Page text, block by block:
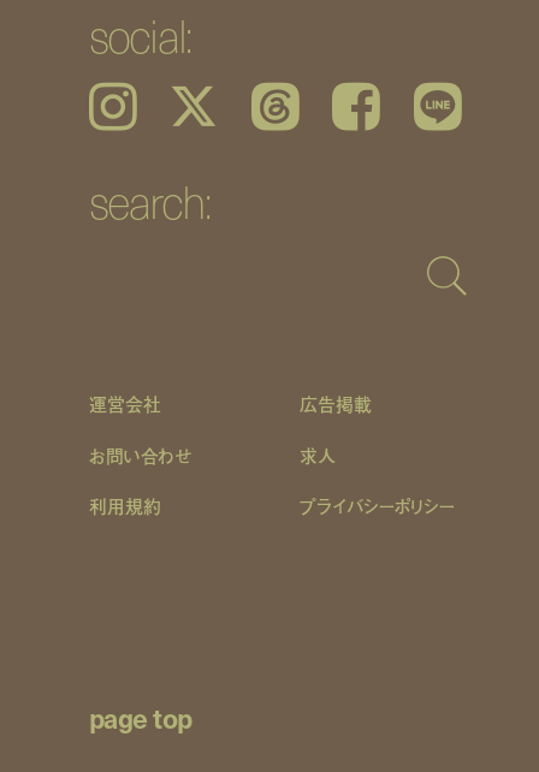
social:
Instagram 𝕏 Threads Facebook LINE
search:
運営会社
広告掲載
お問い合わせ
求人
利用規約 プライバシーポリシー
page top